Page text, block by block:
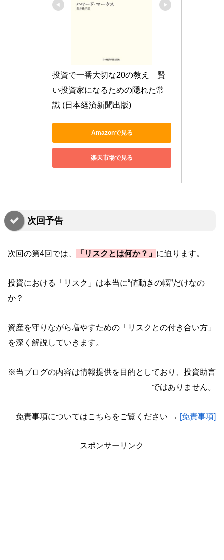
投資で一番大切な20の教え　賢
い投資家になるための隠れた常
識 (日本経済新聞出版)
Amazonで見る
楽天市場で見る
次回予告
次回の第4回では、 「リスクとは何か？」 に迫ります。
投資における「リスク」は本当に“値動きの幅”だけなの
か？
資産を守りながら増やすための「リスクとの付き合い方」
を深く解説していきます。
※当ブログの内容は情報提供を目的としており、投資助言
ではありません。
免責事項についてはこちらをご覧ください → [免責事項]
スポンサーリンク